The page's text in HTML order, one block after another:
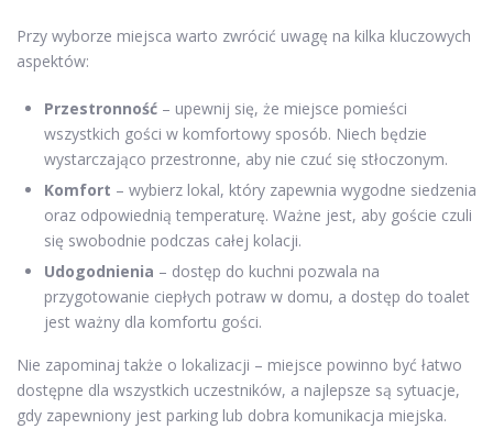
Przy wyborze miejsca warto zwrócić uwagę na kilka kluczowych
aspektów:
Przestronność – upewnij się, że miejsce pomieści
wszystkich gości w komfortowy sposób. Niech będzie
wystarczająco przestronne, aby nie czuć się stłoczonym.
Komfort – wybierz lokal, który zapewnia wygodne siedzenia
oraz odpowiednią temperaturę. Ważne jest, aby goście czuli
się swobodnie podczas całej kolacji.
Udogodnienia – dostęp do kuchni pozwala na
przygotowanie ciepłych potraw w domu, a dostęp do toalet
jest ważny dla komfortu gości.
Nie zapominaj także o lokalizacji – miejsce powinno być łatwo
dostępne dla wszystkich uczestników, a najlepsze są sytuacje,
gdy zapewniony jest parking lub dobra komunikacja miejska.